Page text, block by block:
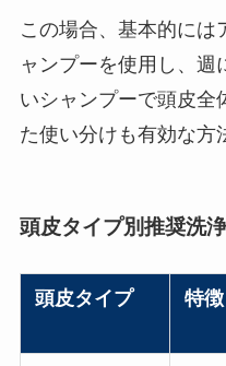
この場合、基本的には
ャンプーを使用し、週
いシャンプーで頭皮全
た使い分けも有効な方
頭皮タイプ別推奨洗
頭皮タイプ 特徴